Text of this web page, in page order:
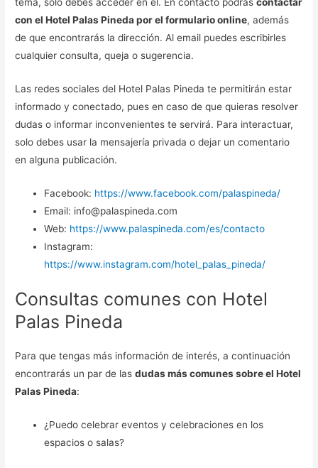
con el Hotel Palas Pineda por el formulario online, además
de que encontrarás la dirección. Al email puedes escribirles
cualquier consulta, queja o sugerencia.
Las redes sociales del Hotel Palas Pineda te permitirán estar
informado y conectado, pues en caso de que quieras resolver
dudas o informar inconvenientes te servirá. Para interactuar,
solo debes usar la mensajería privada o dejar un comentario
en alguna publicación.
Facebook: https://www.facebook.com/palaspineda/
Email: info@palaspineda.com
Web: https://www.palaspineda.com/es/contacto
Instagram:
https://www.instagram.com/hotel_palas_pineda/
Consultas comunes con Hotel
Palas Pineda
Para que tengas más información de interés, a continuación
encontrarás un par de lasdudas más comunes sobre el Hotel
Palas Pineda:
¿Puedo celebrar eventos y celebraciones en los
espacios o salas?